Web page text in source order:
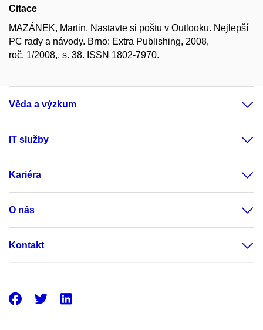
Citace
MAZÁNEK, Martin. Nastavte si poštu v Outlooku. Nejlepší
PC rady a návody. Brno: Extra Publishing, 2008,
roč. 1/2008,, s. 38. ISSN 1802-7970.
Věda a výzkum
IT služby
Kariéra
O nás
Kontakt
Facebook
Twitter